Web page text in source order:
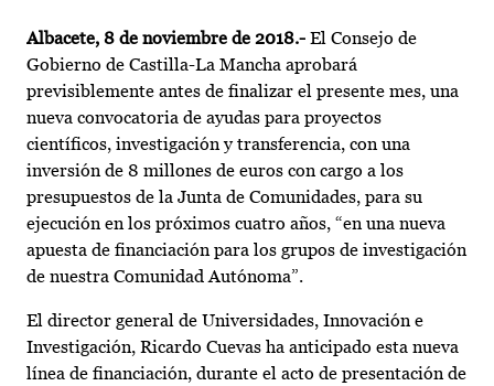
Albacete, 8 de noviembre de 2018.- El Consejo de
Gobierno de Castilla-La Mancha aprobará
previsiblemente antes de finalizar el presente mes, una
nueva convocatoria de ayudas para proyectos
científicos, investigación y transferencia, con una
inversión de 8 millones de euros con cargo a los
presupuestos de la Junta de Comunidades, para su
ejecución en los próximos cuatro años, “en una nueva
apuesta de financiación para los grupos de investigación
de nuestra Comunidad Autónoma”.
El director general de Universidades, Innovación e
Investigación, Ricardo Cuevas ha anticipado esta nueva
línea de financiación, durante el acto de presentación de